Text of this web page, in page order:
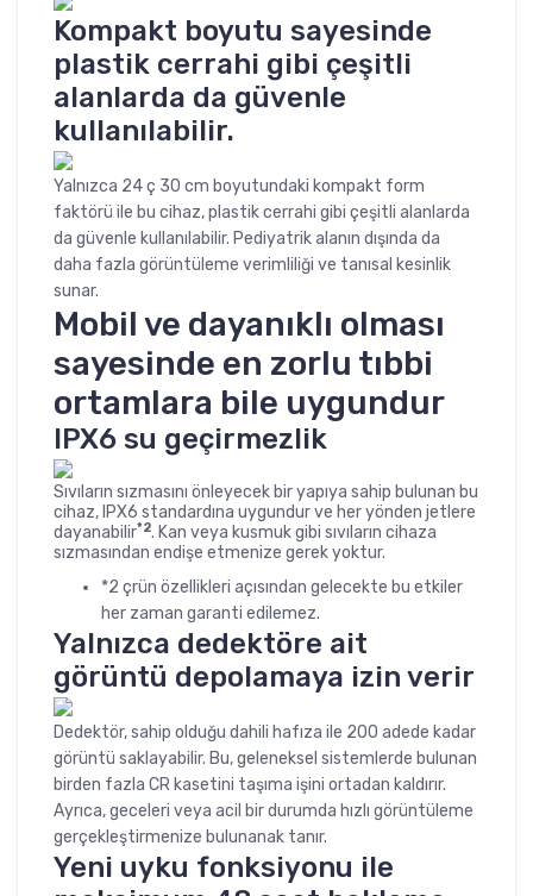
Kompakt boyutu sayesinde
plastik cerrahi gibi çeşitli
alanlarda da güvenle
kullanılabilir.
Yalnızca 24 ç 30 cm boyutundaki kompakt form
faktörü ile bu cihaz, plastik cerrahi gibi çeşitli alanlarda
da güvenle kullanılabilir. Pediyatrik alanın dışında da
daha fazla görüntüleme verimliliği ve tanısal kesinlik
sunar.
Mobil ve dayanıklı olması
sayesinde en zorlu tıbbi
ortamlara bile uygundur
IPX6 su geçirmezlik
Sıvıların sızmasını önleyecek bir yapıya sahip bulunan bu
cihaz, IPX6 standardına uygundur ve her yönden jetlere
dayanabilir*2. Kan veya kusmuk gibi sıvıların cihaza
sızmasından endişe etmenize gerek yoktur.
*2 çrün özellikleri açısından gelecekte bu etkiler
her zaman garanti edilemez.
Yalnızca dedektöre ait
görüntü depolamaya izin verir
Dedektör, sahip olduğu dahili hafıza ile 200 adede kadar
görüntü saklayabilir. Bu, geleneksel sistemlerde bulunan
birden fazla CR kasetini taşıma işini ortadan kaldırır.
Ayrıca, geceleri veya acil bir durumda hızlı görüntüleme
gerçekleştirmenize bulunanak tanır.
Yeni uyku fonksiyonu ile